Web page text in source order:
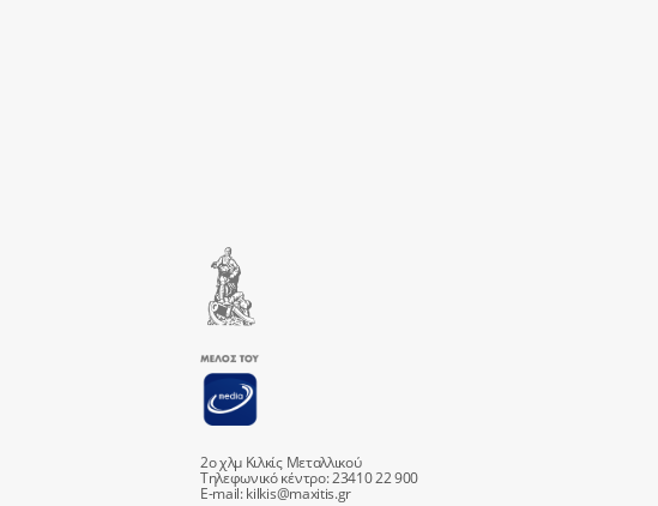
2ο χλμ Κιλκίς Μεταλλικού
Τηλεφωνικό κέντρο: 23410 22 900
E-mail:kilkis@maxitis.gr